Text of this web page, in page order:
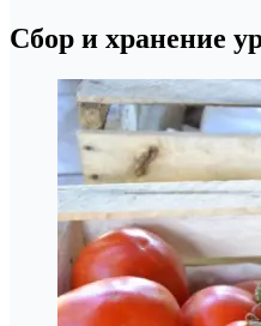
Сбор и хранение